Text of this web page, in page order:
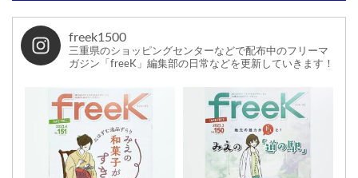
freek1500
三重県のショッピングセンターなどで配布中のフリーマ
ガジン「freeK」編集部の日常などを更新していきます！